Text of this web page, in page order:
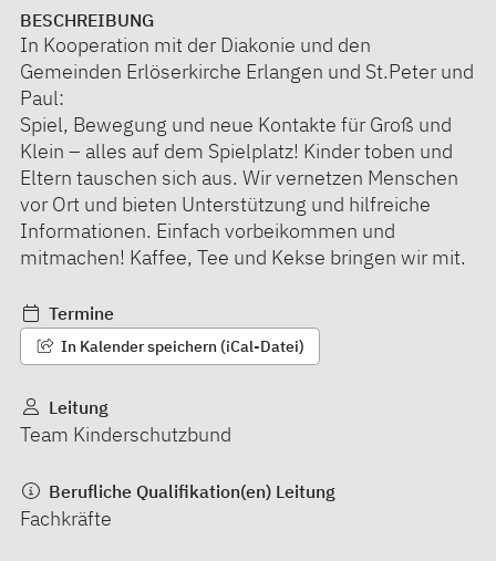
BESCHREIBUNG
In Kooperation mit der Diakonie und den
Gemeinden Erlöserkirche Erlangen und St.Peter und
Paul:
Spiel, Bewegung und neue Kontakte für Groß und
Klein – alles auf dem Spielplatz! Kinder toben und
Eltern tauschen sich aus. Wir vernetzen Menschen
vor Ort und bieten Unterstützung und hilfreiche
Informationen. Einfach vorbeikommen und
mitmachen! Kaffee, Tee und Kekse bringen wir mit.
Termine
In Kalender speichern (iCal-Datei)
Leitung
Team Kinderschutzbund
Berufliche Qualifikation(en) Leitung
Fachkräfte